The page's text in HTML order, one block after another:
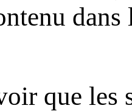
dans
que les